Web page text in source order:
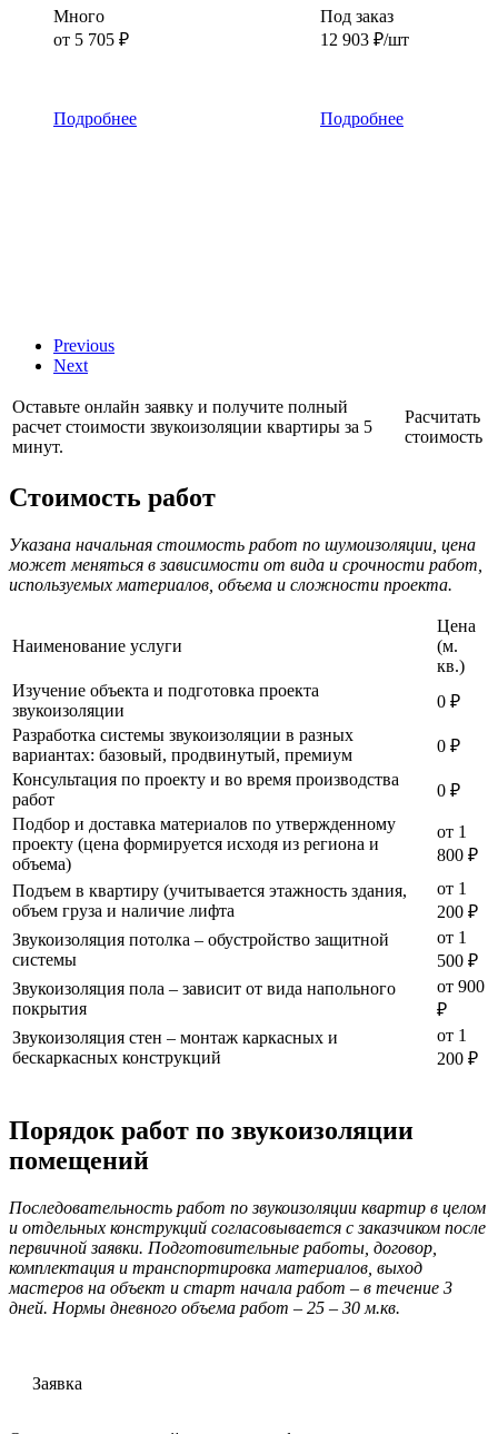
Много
от 5 705 ₽
Подробнее
Под заказ
12 903 ₽/шт
Подробнее
Previous
Next
Оставьте онлайн заявку и получите полный
расчет стоимости звукоизоляции квартиры за 5
минут.
Расчитать
стоимость
Стоимость работ
Указана начальная стоимость работ по шумоизоляции, цена
может меняться в зависимости от вида и срочности работ,
используемых материалов, объема и сложности проекта.
Наименование услуги
Цена
(м.
кв.)
Изучение объекта и подготовка проекта
звукоизоляции
0 ₽
Разработка системы звукоизоляции в разных
вариантах: базовый, продвинутый, премиум
0 ₽
Консультация по проекту и во время производства
работ
0 ₽
Подбор и доставка материалов по утвержденному
проекту (цена формируется исходя из региона и
объема)
от 1
800 ₽
Подъем в квартиру (учитывается этажность здания,
объем груза и наличие лифта
от 1
200 ₽
Звукоизоляция потолка – обустройство защитной
системы
от 1
500 ₽
Звукоизоляция пола – зависит от вида напольного
покрытия
от 900
₽
Звукоизоляция стен – монтаж каркасных и
бескаркасных конструкций
от 1
200 ₽
Порядок работ по звукоизоляции
помещений
Последовательность работ по звукоизоляции квартир в целом
и отдельных конструкций согласовывается с заказчиком после
первичной заявки. Подготовительные работы, договор,
комплектация и транспортировка материалов, выход
мастеров на объект и старт начала работ – в течение 3
дней. Нормы дневного объема работ – 25 – 30 м.кв.
Заявка